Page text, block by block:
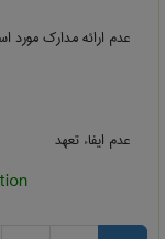
عدم ارائه مدارک مورد
عدم ایفاء تعهد